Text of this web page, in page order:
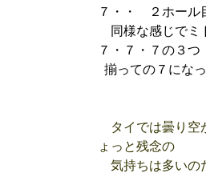
７・・ ２ホール
同様な感じでミ
７・７・７の３つ
揃っての７にな
タイでは曇り空
ょっと残念の
気持ちは多いの